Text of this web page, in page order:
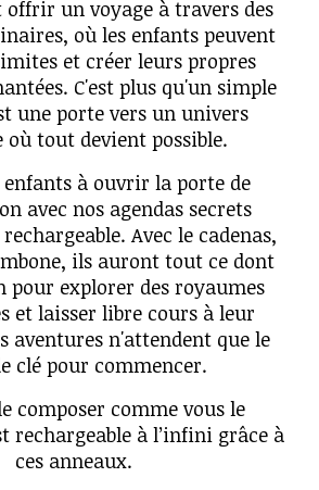
offrir un voyage à travers des
où les enfants peuvent
et créer leurs propres
C'est plus qu'un simple
une porte vers un univers
où tout devient possible.
à ouvrir la porte de
avec nos agendas secrets
Avec le cadenas,
ils auront tout ce dont
pour explorer des royaumes
et laisser libre cours à leur
aventures n'attendent que le
clé pour commencer.
composer comme vous le
rechargeable à l’infini grâce à
ces anneaux.